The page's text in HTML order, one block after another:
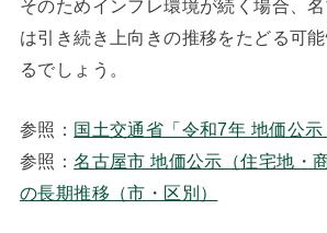
そのためインフレ環境が続く場合、
は引き続き上向きの推移をたどる可
るでしょう。
参照： 国土交通省「令和7年 地価公
参照：名古屋市 地価公示（住宅地・
の長期推移（市・区別）